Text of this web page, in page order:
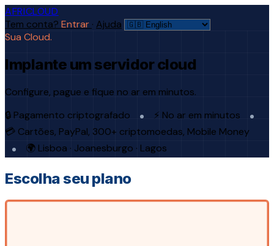
AFRICLOUD
Tem conta? Entrar · Ajuda
Sua Cloud.
Implante um servidor cloud
Configure, pague e fique no ar em minutos.
🔒 Pagamento criptografado
⚡ No ar em minutos
💳 Cartões, PayPal, 300+ criptomoedas, Mobile Money
🌍 Lisboa · Joanesburgo · Lagos
Escolha seu plano